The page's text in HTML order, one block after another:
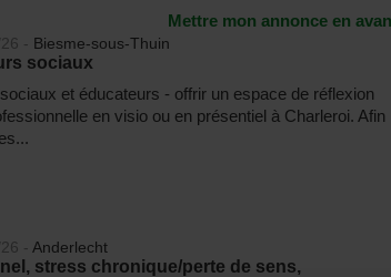
Mettre mon annonce en
- Biesme-sous-Thuin
sociaux
et éducateurs - offrir un espace de réflexion
en visio ou en présentiel à Charleroi. Afin
- Anderlecht
stress chronique/perte de sens,